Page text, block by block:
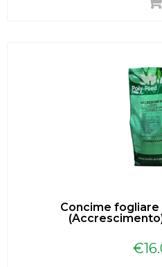
Concime fogliare
€